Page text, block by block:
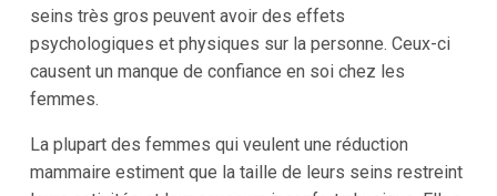
seins très gros peuvent avoir des effets
psychologiques et physiques sur la personne. Ceux-ci
causent un manque de confiance en soi chez les
femmes.
La plupart des femmes qui veulent une réduction
mammaire estiment que la taille de leurs seins restreint